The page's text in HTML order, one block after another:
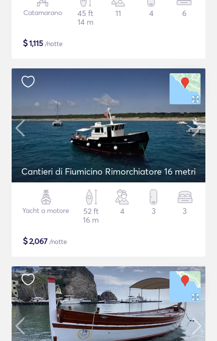
Catamarano
45 ft
14 m
11 4 6
$1,115 /notte
Cantieri di Fiumicino Rimorchiatore 16 metri
Yacht a motore
52 ft
16 m
4 3 3
$2,067 /notte